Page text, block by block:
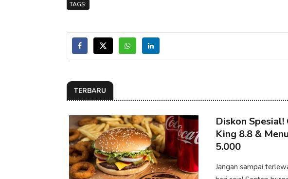
TAGS:
TERBARU
Diskon
King 8.8 &
5.000
Jangan sampai